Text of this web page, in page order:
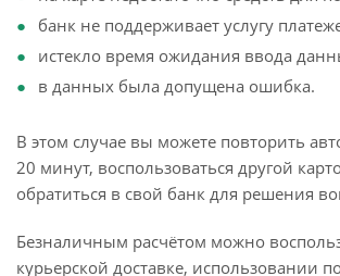
банк не поддерживает услугу
истекло время ожидания ввода
в данных была допущена ошибка.
В этом случае вы можете повторить
20 минут, воспользоваться другой
обратиться в свой банк для решения
Безналичным расчётом можно
курьерской доставке, использовании